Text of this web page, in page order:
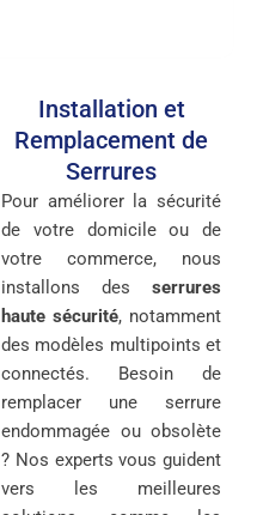
Installation et
Remplacement de
Serrures
Pour améliorer la sécurité
de votre domicile ou de
votre commerce, nous
installons des serrures
haute sécurité, notamment
des modèles multipoints et
connectés. Besoin de
remplacer une serrure
endommagée ou obsolète
? Nos experts vous guident
vers les meilleures